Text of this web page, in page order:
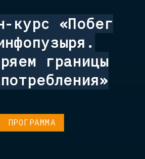
курс «Побег
границы
ПРОГРАММА